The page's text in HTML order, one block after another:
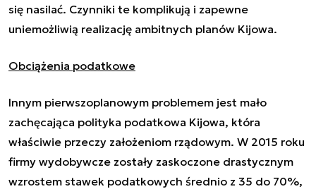
się nasilać. Czynniki te komplikują i zapewne
uniemożliwią realizację ambitnych planów Kijowa.
Obciążenia podatkowe
Innym pierwszoplanowym problemem jest mało
zachęcająca polityka podatkowa Kijowa, która
właściwie przeczy założeniom rządowym. W 2015 roku
firmy wydobywcze zostały zaskoczone drastycznym
wzrostem stawek podatkowych średnio z 35 do 70%,